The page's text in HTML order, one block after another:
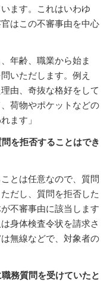
ます。これはいわゆ
はこの不審事由を中心
年齢、職業から始ま
いただします。例え
由、奇抜な格好をして
荷物やポケットなどの
ます」
を拒否することはでき
とは任意なので、質問
だし、質問を拒否した
不審事由に該当します
身体検査令状を請求さ
無線などで、対象者の
務質問を受けていたと